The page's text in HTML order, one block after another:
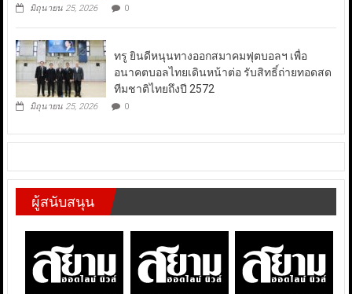
มิถุนายน 25, 2026 0
ทรู ยินดีหนุนทางออกสมาคมฟุตบอลฯ เพื่อ
อนาคตบอลไทยเดินหน้าต่อ รับสิทธิ์ถ่ายทอดสด
ทีมชาติไทยถึงปี 2572
มิถุนายน 25, 2026 0
ผู้สนับสนุน